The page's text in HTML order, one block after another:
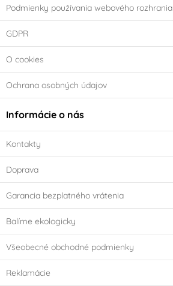
Podmienky používania webového rozhrania
GDPR
O cookies
Ochrana osobných údajov
Informácie o nás
Kontakty
Doprava
Garancia bezplatného vrátenia
Balíme ekologicky
Všeobecné obchodné podmienky
Reklamácie